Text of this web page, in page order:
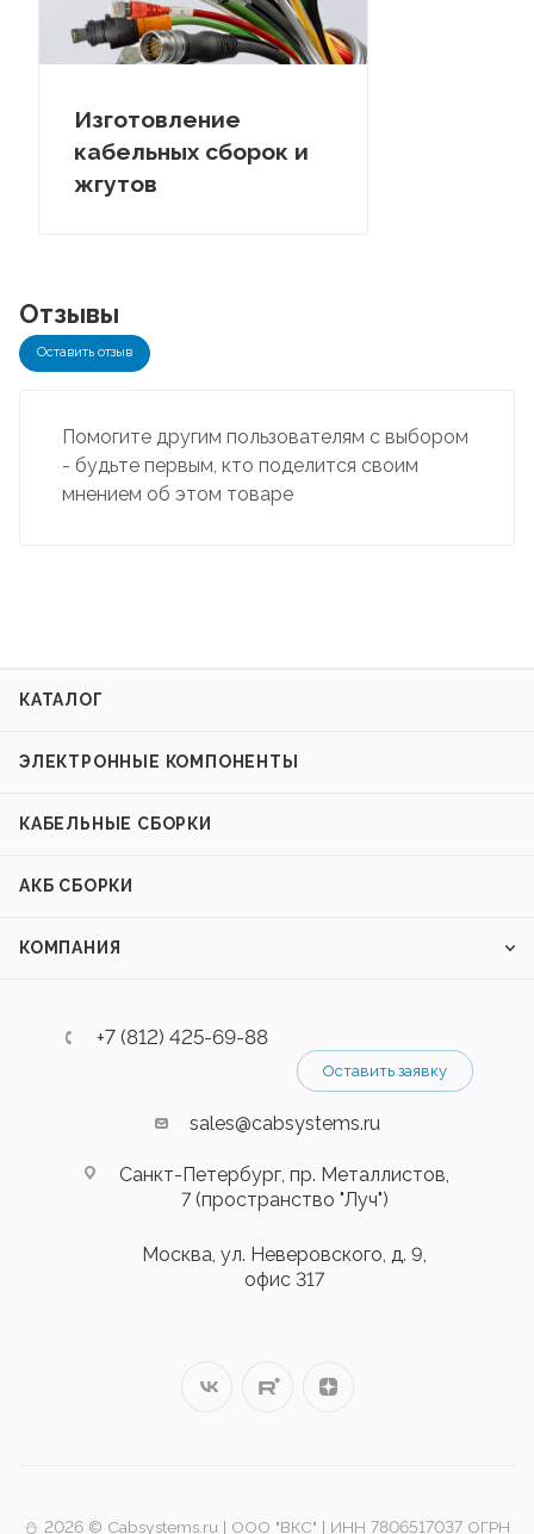
Изготовление
кабельных сборок и
жгутов
Отзывы
Оставить отзыв
Помогите другим пользователям с выбором
- будьте первым, кто поделится своим
мнением об этом товаре
КАТАЛОГ
ЭЛЕКТРОННЫЕ КОМПОНЕНТЫ
КАБЕЛЬНЫЕ СБОРКИ
АКБ СБОРКИ
КОМПАНИЯ
+7 (812) 425-69-88
Оставить заявку
sales@cabsystems.ru
Санкт-Петербург, пр. Металлистов,
7 (пространство "Луч")
Москва, ул. Неверовского, д. 9,
офис 317
⛄️ 2026 © Cabsystems.ru | ООО "ВКС" | ИНН 7806517037 ОГРН